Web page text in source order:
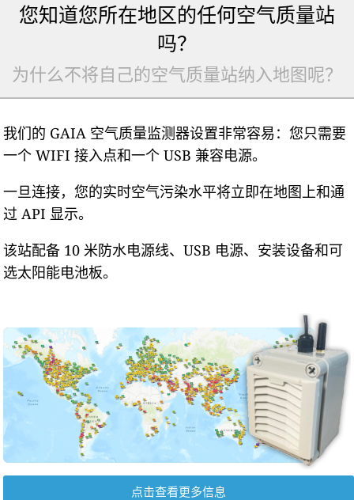
您知道您所在地区的任何空气质量站
吗？
为什么不将自己的空气质量站纳入地图呢？
我们的 GAIA 空气质量监测器设置非常容易：您只需要
一个 WIFI 接入点和一个 USB 兼容电源。
一旦连接，您的实时空气污染水平将立即在地图上和通
过 API 显示。
该站配备 10 米防水电源线、USB 电源、安装设备和可
选太阳能电池板。
点击查看更多信息